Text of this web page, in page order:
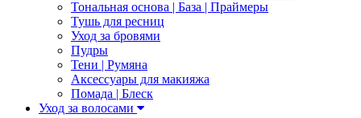
Тональная основа | База | Праймеры
Тушь для ресниц
Уход за бровями
Пудры
Тени | Румяна
Аксессуары для макияжа
Помада | Блеск
Уход за волосами